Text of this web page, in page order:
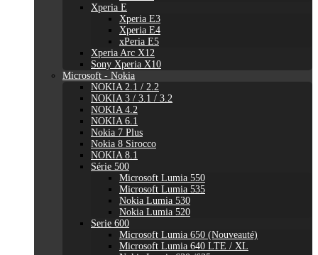
Xperia E
Xperia E3
Xperia E4
xPeria E5
Xperia Arc X12
Sony Xperia X10
Microsoft - Nokia
NOKIA 2.1 / 2.2
NOKIA 3 / 3.1 / 3.2
NOKIA 4.2
NOKIA 6.1
Nokia 7 Plus
Nokia 8 Sirocco
NOKIA 8.1
Série 500
Microsoft Lumia 550
Microsoft Lumia 535
Nokia Lumia 530
Nokia Lumia 520
Serie 600
Microsoft Lumia 650 (Nouveauté)
Microsoft Lumia 640 LTE / XL